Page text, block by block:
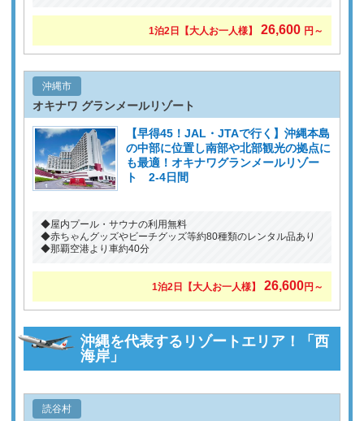
1泊2日 【大人お一人様】 26,600 円～
沖縄市
オキナワ グランメールリゾート
【早得45！JAL・JTAで行く】沖縄本島
の中部に位置し南部や北部観光の拠点に
も最適！オキナワグランメールリゾー
ト 2-4日間
◆屋内プール・サウナの利用無料
◆赤ちゃんグッズやビーチグッズ等約80種類のレンタル品あり
◆那覇空港より車約40分
1泊2日 【大人お一人様】 26,600円～
沖縄を代表するリゾートエリア！「西
海岸」
読谷村